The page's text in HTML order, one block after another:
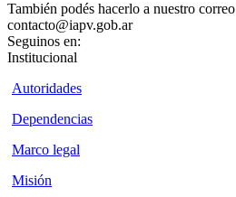
También podés hacerlo a nuestro correo
contacto@iapv.gob.ar
Seguinos en:
Institucional
Autoridades
Dependencias
Marco legal
Misión